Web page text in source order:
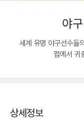
야
세계 유명 야구선수들
펍에서 귀
상세정보